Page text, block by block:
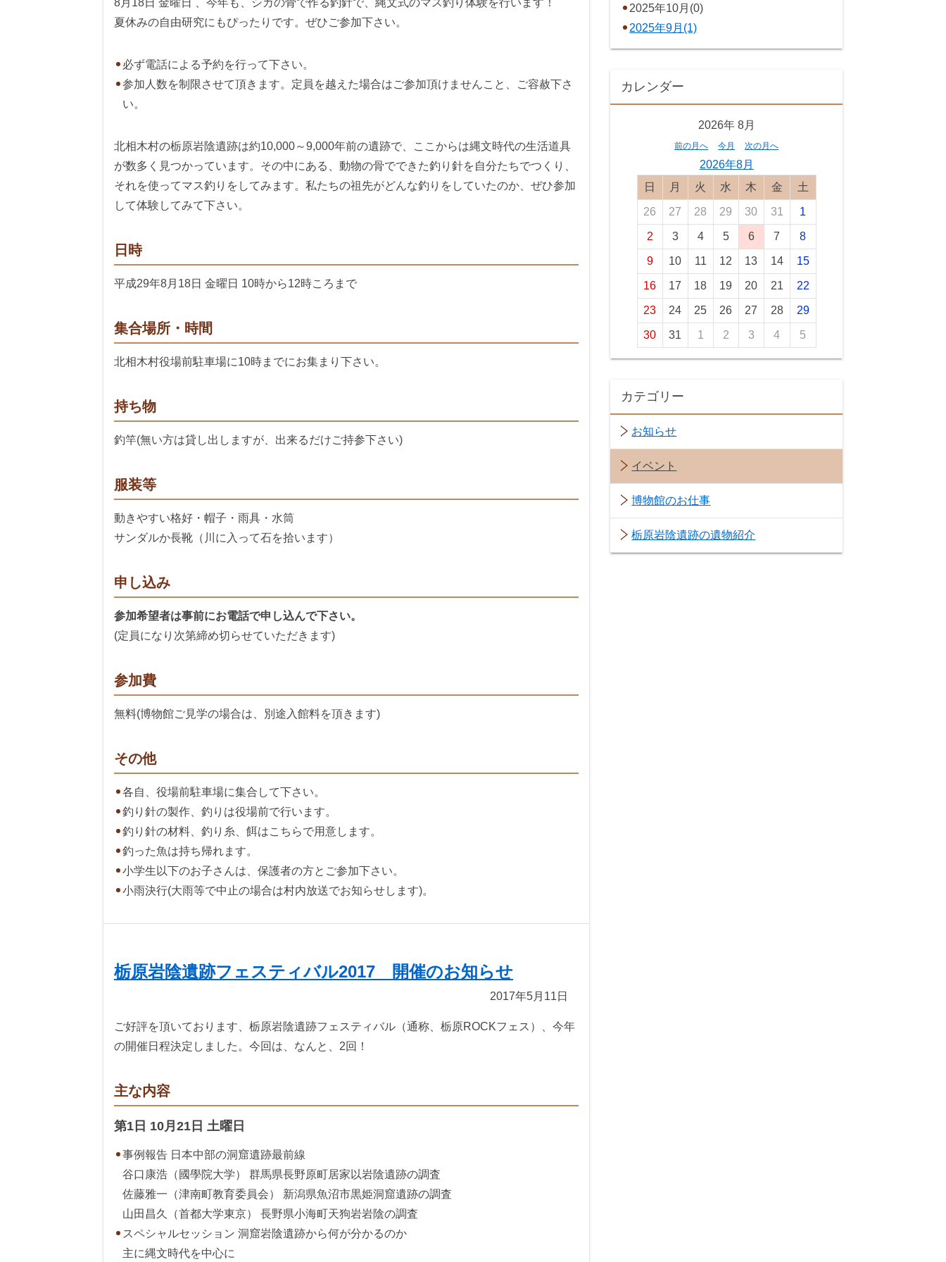
8月18日 金曜日 、今年も、シカの骨で作る釣針で、縄文式のマス釣り体験を行います！
夏休みの自由研究にもぴったりです。ぜひご参加下さい。
必ず電話による予約を行って下さい。
参加人数を制限させて頂きます。定員を越えた場合はご参加頂けませんこと、ご容赦下さ
い。
北相木村の栃原岩陰遺跡は約10,000～9,000年前の遺跡で、ここからは縄文時代の生活道具
が数多く見つかっています。その中にある、動物の骨でできた釣り針を自分たちでつくり、
それを使ってマス釣りをしてみます。私たちの祖先がどんな釣りをしていたのか、ぜひ参加
して体験してみて下さい。
日時
平成29年8月18日 金曜日 10時から12時ころまで
集合場所・時間
北相木村役場前駐車場に10時までにお集まり下さい。
持ち物
釣竿(無い方は貸し出しますが、出来るだけご持参下さい)
服装等
動きやすい格好・帽子・雨具・水筒
サンダルか長靴（川に入って石を拾います）
申し込み
参加希望者は事前にお電話で申し込んで下さい。
(定員になり次第締め切らせていただきます)
参加費
無料(博物館ご見学の場合は、別途入館料を頂きます)
その他
各自、役場前駐車場に集合して下さい。
釣り針の製作、釣りは役場前で行います。
釣り針の材料、釣り糸、餌はこちらで用意します。
釣った魚は持ち帰れます。
小学生以下のお子さんは、保護者の方とご参加下さい。
小雨決行(大雨等で中止の場合は村内放送でお知らせします)。
栃原岩陰遺跡フェスティバル2017 開催のお知らせ
2017年5月11日
ご好評を頂いております、栃原岩陰遺跡フェスティバル（通称、栃原ROCKフェス）、今年
の開催日程決定しました。今回は、なんと、2回！
主な内容
第1日 10月21日 土曜日
事例報告 日本中部の洞窟遺跡最前線
谷口康浩（國學院大学） 群馬県長野原町居家以岩陰遺跡の調査
佐藤雅一（津南町教育委員会） 新潟県魚沼市黒姫洞窟遺跡の調査
山田昌久（首都大学東京） 長野県小海町天狗岩岩陰の調査
スペシャルセッション 洞窟岩陰遺跡から何が分かるのか
主に縄文時代を中心に
2025年10月(0)
2025年9月(1)
カレンダー
2026年 8月
前の月へ 今月 次の月へ
2026年8月
日曜日月曜日火曜日水曜日木曜日金曜日土曜日
26 27 28 29 30 31 1
2 3 4 5 6 7 8
9 10 11 12 13 14 15
16 17 18 19 20 21 22
23 24 25 26 27 28 29
30 31 1 2 3 4 5
カテゴリー
お知らせ
イベント
博物館のお仕事
栃原岩陰遺跡の遺物紹介